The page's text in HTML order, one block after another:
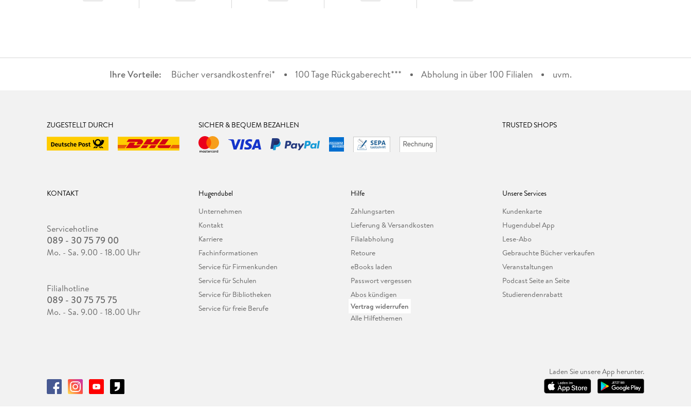
Ihre Vorteile: Bücher versandkostenfrei* 100 Tage Rückgaberecht*** Abholung in über 100 Filialen uvm.
ZUGESTELLT DURCH SICHER & BEQUEM BEZAHLEN TRUSTED SHOPS
KONTAKT
Servicehotline
089 - 30 75 79 00
Mo. - Sa. 9.00 - 18.00 Uhr
Filialhotline
089 - 30 75 75 75
Mo. - Sa. 9.00 - 18.00 Uhr
Hugendubel
Unternehmen
Kontakt
Karriere
Fachinformationen
Service für Firmenkunden
Service für Schulen
Service für Bibliotheken
Service für freie Berufe
Hilfe
Zahlungsarten
Lieferung & Versandkosten
Filialabholung
Retoure
eBooks laden
Passwort vergessen
Abos kündigen
Vertrag widerrufen
Alle Hilfethemen
Unsere Services
Kundenkarte
Hugendubel App
Lese-Abo
Gebrauchte Bücher verkaufen
Veranstaltungen
Podcast Seite an Seite
Studierendenrabatt
Laden Sie unsere App herunter.